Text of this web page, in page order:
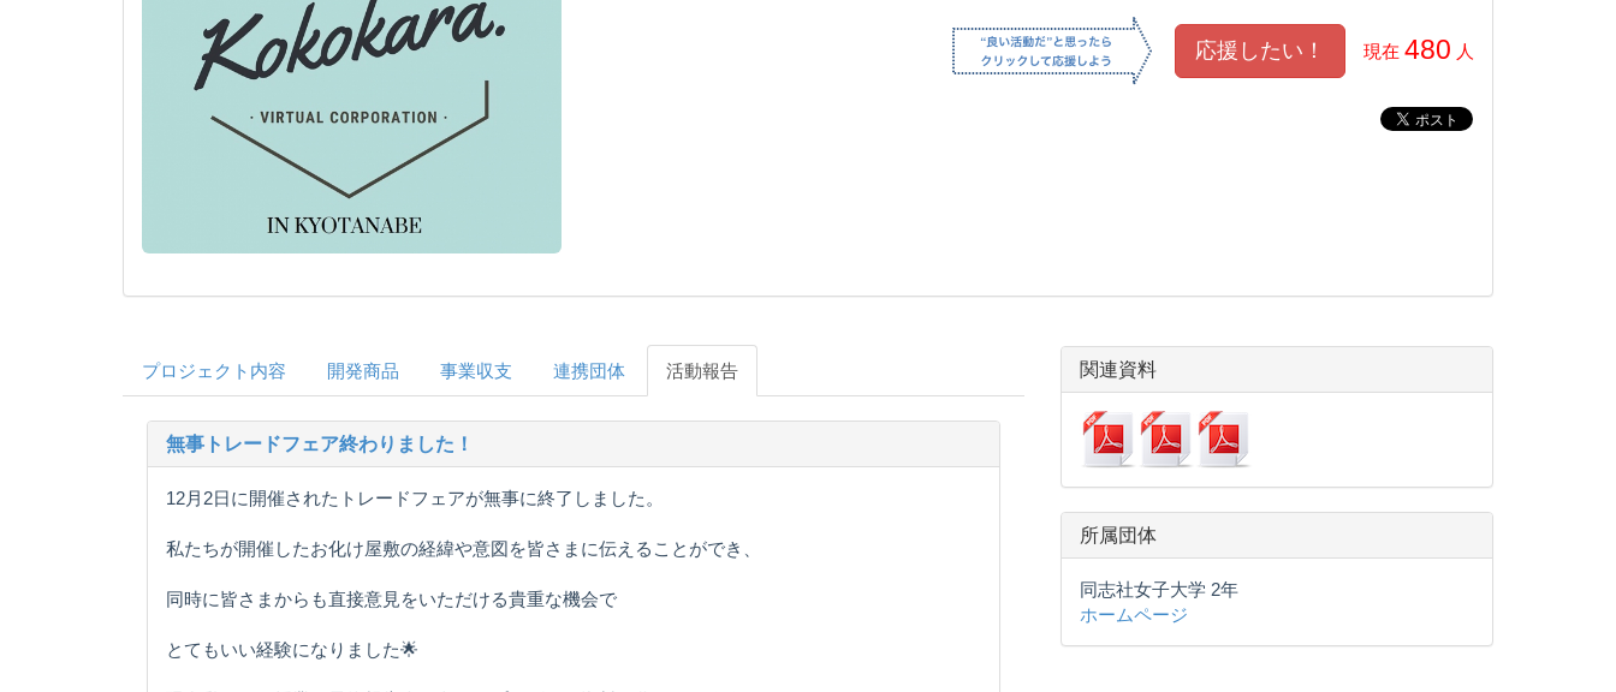
現在 480 人
プロジェクト内容 開発商品 事業収支 連携団体 活動報告
無事トレードフェア終わりました！
12月2日に開催されたトレードフェアが無事に終了しました。
私たちが開催したお化け屋敷の経緯や意図を皆さまに伝えることができ、
同時に皆さまからも直接意見をいただける貴重な機会で
とてもいい経験になりました🌟
関連資料
所属団体
同志社女子大学 2年
ホームページ